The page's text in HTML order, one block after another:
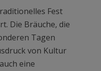
Fest
Die Bräuche, die
Tagen
von Kultur
eine